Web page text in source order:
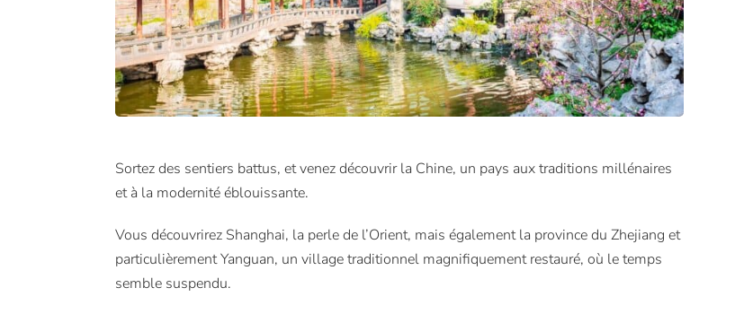
Sortez des sentiers battus, et venez découvrir la Chine, un pays aux traditions millénaires
et à la modernité éblouissante.
Vous découvrirez Shanghai, la perle de l’Orient, mais également la province du Zhejiang et
particulièrement Yanguan, un village traditionnel magnifiquement restauré, où le temps
semble suspendu.